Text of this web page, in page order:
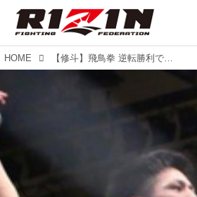
HOME 【修斗】飛鳥拳 逆転勝利で世界王座奪取 他試合結果 7.17後楽園大会